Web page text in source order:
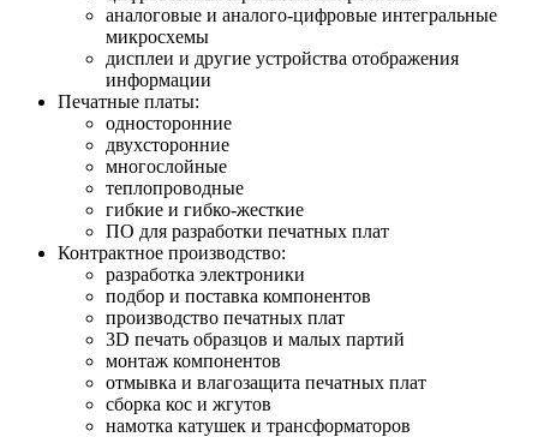
аналоговые и аналого-цифровые интегральные
микросхемы
дисплеи и другие устройства отображения
информации
Печатные платы:
односторонние
двухсторонние
многослойные
теплопроводные
гибкие и гибко-жесткие
ПО для разработки печатных плат
Контрактное производство:
разработка электроники
подбор и поставка компонентов
производство печатных плат
3D печать образцов и малых партий
монтаж компонентов
отмывка и влагозащита печатных плат
сборка кос и жгутов
намотка катушек и трансформаторов